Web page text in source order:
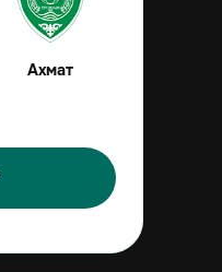
Ахмат